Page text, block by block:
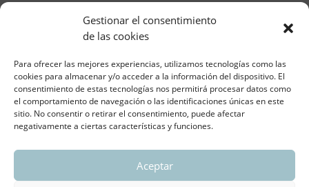
Gestionar el consentimiento
de las cookies
Para ofrecer las mejores experiencias, utilizamos tecnologías como las
cookies para almacenar y/o acceder a la información del dispositivo. El
consentimiento de estas tecnologías nos permitirá procesar datos como
el comportamiento de navegación o las identificaciones únicas en este
sitio. No consentir o retirar el consentimiento, puede afectar
negativamente a ciertas características y funciones.
Aceptar
ASOCIACIÓN REGIONAL VALENCIANA DE